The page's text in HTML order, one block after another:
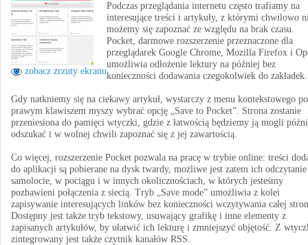
zobacz zrzuty ekranu
Podczas przeglądania internetu często trafiamy na
interesujące treści i artykuły, z którymi chwilowo
możemy się zapoznać ze względu na brak czasu.
Pocket, darmowe rozszerzenie przeznaczone dla
przeglądarek Google Chrome, Mozilla Firefox i
umożliwia odłożenie lektury na później bez
konieczności dodawania czegokolwiek do zakładek.
Gdy natkniemy się na ciekawy artykuł, wystarczy z menu kontekstowego
prawym klawiszem myszy wybrać opcję „Save to Pocket”. Strona zostanie
przeniesiona do pamięci wtyczki, gdzie z łatwością będziemy ją mogli
odszukać i w wolnej chwili zapoznać się z jej zawartością.
Co więcej, rozszerzenie Pocket pozwala na pracę w trybie online: treści
do aplikacji są pobierane na dysk twardy, możliwe jest zatem ich
samolocie, w pociągu i w innych okolicznościach, w których jesteśmy
pozbawieni połączenia z siecią. Tryb „Save mode” umożliwia z kolei
zapisywanie interesujących linków bez konieczności wczytywania całej
Dostępny jest także tryb tekstowy, usuwający grafikę i inne elementy z
zapisanych artykułów, by ułatwić ich lekturę i zmniejszyć objętość. Z
zintegrowany jest także czytnik kanałów RSS.